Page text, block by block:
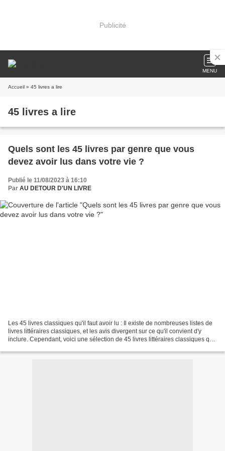
Publicité
MENU
Accueil » 45 livres a lire
45 livres a lire
Quels sont les 45 livres par genre que vous
devez avoir lus dans votre vie ?
Publié le 11/08/2023 à 16:10
Par AU DETOUR D'UN LIVRE
Les 45 livres classiques qu'il faut avoir lu : Il existe de nombreuses listes de
livres littéraires classiques, et les avis divergent sur ce qu'il convient d'y
inclure. Cependant, voici une sélection de 45 livres littéraires classiques qui